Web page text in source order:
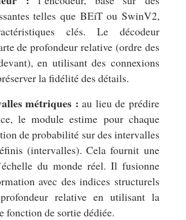
telles que BEiT ou SwinV2,
clés. Le décodeur
de profondeur relative (ordre des
en utilisant des connexions
la fidélité des détails.
métriques : au lieu de prédire
le module estime pour chaque
de probabilité sur des intervalles
(intervalles). Cela fournit une
du monde réel. Il fusionne
avec des indices structurels
relative en utilisant la
fonction de sortie dédiée.